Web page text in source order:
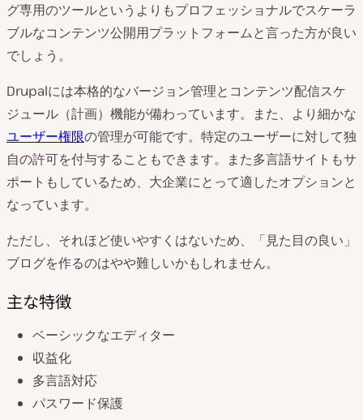
グ専用のツールというよりもプロフェッショナルでスケーラ
ブルなコンテンツ公開用プラットフォームと言った方が良い
でしょう。
Drupalには本格的なバージョン管理とコンテンツ配信スケ
ジュール（計画）機能が備わっています。また、より細かな
ユーザー権限の管理が可能です。特定のユーザーに対して独
自の許可を付与することもできます。また多言語サイトもサ
ポートもしているため、大企業にとって適したオプションと
なっています。
ただし、それほど使いやすくはないため、「見た目の良い」
ブログを作るのはやや難しいかもしれません。
主な特徴
ベーシックなエディター
収益化
多言語対応
パスワード保護